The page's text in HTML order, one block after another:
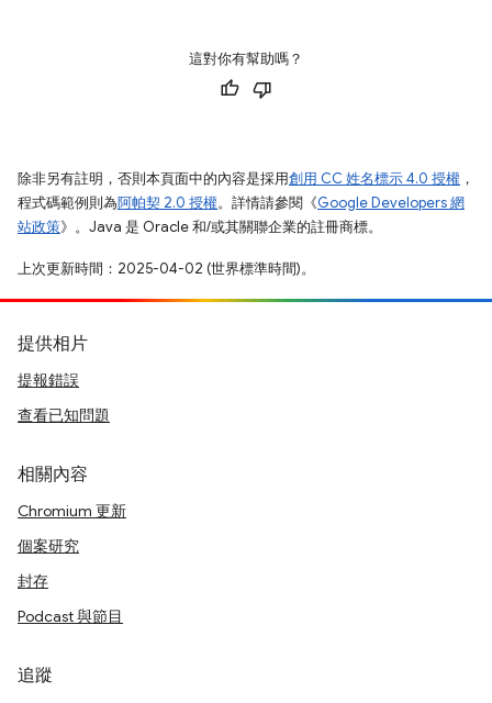
這對你有幫助嗎？
除非另有註明，否則本頁面中的內容是採用創用 CC 姓名標示 4.0 授權 ，
程式碼範例則為阿帕契 2.0 授權。詳情請參閱《Google Developers 網
站政策》。Java 是 Oracle 和/或其關聯企業的註冊商標。
上次更新時間：2025-04-02 (世界標準時間)。
提供相片
提報錯誤
查看已知問題
相關內容
Chromium 更新
個案研究
封存
Podcast 與節目
追蹤